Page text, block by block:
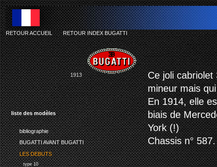
liste des modèles
bibliographie
BUGATTI AVANT BUGATTI
LES DEBUTS
type 10
RETOUR ACCUEIL-RETOUR INDEX BUGATTI
1913
Ce joli
mineur mais
En 1914, elle
biais de
York (!)
Chassis n° 587.